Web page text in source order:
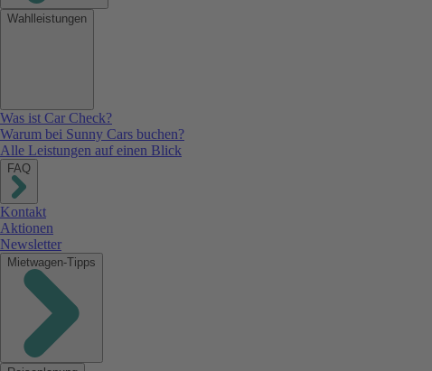
Wahlleistungen
Was ist Car Check?
Warum bei Sunny Cars buchen?
Alle Leistungen auf einen Blick
FAQ
Kontakt
Aktionen
Newsletter
Mietwagen-Tipps